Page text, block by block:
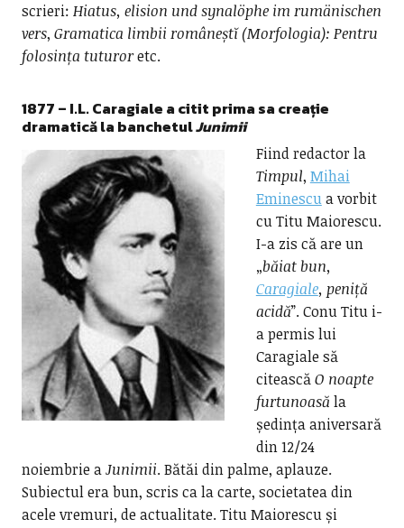
scrieri: Hiatus, elision und synalöphe im rumänischen
vers, Gramatica limbii româneștĭ (Morfologia): Pentru
folosința tuturoretc.
1877 – I.L. Caragiale a citit prima sa creație
dramatică la banchetulJunimii
Fiind redactor la
Timpul, Mihai
Eminescua vorbit
cu Titu Maiorescu.
I-a zis că are un
„băiat bun,
Caragiale, peniță
acidă”. Conu Titu i-
a permis lui
Caragiale să
citeascăO noapte
furtunoasă la
ședința aniversară
din 12/24
noiembrie aJunimii. Bătăi din palme, aplauze.
Subiectul era bun, scris ca la carte, societatea din
acele vremuri, de actualitate. Titu Maiorescu și